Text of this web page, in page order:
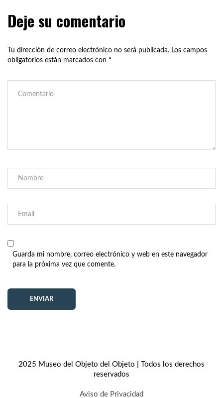
Deje su comentario
Tu dirección de correo electrónico no será publicada. Los campos
obligatorios están marcados con *
Guarda mi nombre, correo electrónico y web en este navegador
para la próxima vez que comente.
2025 Museo del Objeto del Objeto | Todos los derechos
reservados
Aviso de Privacidad